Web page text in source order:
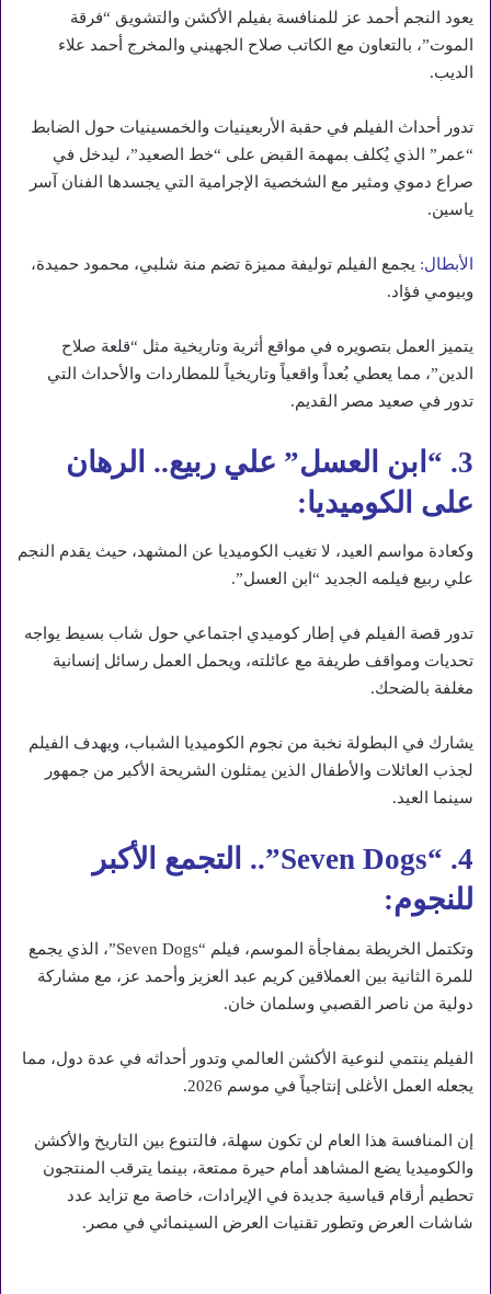
يعود النجم أحمد عز للمنافسة بفيلم الأكشن والتشويق “فرقة
الموت”، بالتعاون مع الكاتب صلاح الجهيني والمخرج أحمد علاء
الديب.
تدور أحداث الفيلم في حقبة الأربعينيات والخمسينيات حول الضابط
“عمر” الذي يُكلف بمهمة القبض على “خط الصعيد”، ليدخل في
صراع دموي ومثير مع الشخصية الإجرامية التي يجسدها الفنان آسر
ياسين.
الأبطال: يجمع الفيلم توليفة مميزة تضم منة شلبي، محمود حميدة،
وبيومي فؤاد.
يتميز العمل بتصويره في مواقع أثرية وتاريخية مثل “قلعة صلاح
الدين”، مما يعطي بُعداً واقعياً وتاريخياً للمطاردات والأحداث التي
تدور في صعيد مصر القديم.
3. “ابن العسل” علي ربيع.. الرهان
على الكوميديا:
وكعادة مواسم العيد، لا تغيب الكوميديا عن المشهد، حيث يقدم النجم
علي ربيع فيلمه الجديد “ابن العسل”.
تدور قصة الفيلم في إطار كوميدي اجتماعي حول شاب بسيط يواجه
تحديات ومواقف طريفة مع عائلته، ويحمل العمل رسائل إنسانية
مغلفة بالضحك.
يشارك في البطولة نخبة من نجوم الكوميديا الشباب، ويهدف الفيلم
لجذب العائلات والأطفال الذين يمثلون الشريحة الأكبر من جمهور
سينما العيد.
4. “Seven Dogs”.. التجمع الأكبر
للنجوم:
وتكتمل الخريطة بمفاجأة الموسم، فيلم “Seven Dogs”، الذي يجمع
للمرة الثانية بين العملاقين كريم عبد العزيز وأحمد عز، مع مشاركة
دولية من ناصر القصبي وسلمان خان.
الفيلم ينتمي لنوعية الأكشن العالمي وتدور أحداثه في عدة دول، مما
يجعله العمل الأغلى إنتاجياً في موسم 2026.
إن المنافسة هذا العام لن تكون سهلة، فالتنوع بين التاريخ والأكشن
والكوميديا يضع المشاهد أمام حيرة ممتعة، بينما يترقب المنتجون
تحطيم أرقام قياسية جديدة في الإيرادات، خاصة مع تزايد عدد
شاشات العرض وتطور تقنيات العرض السينمائي في مصر.